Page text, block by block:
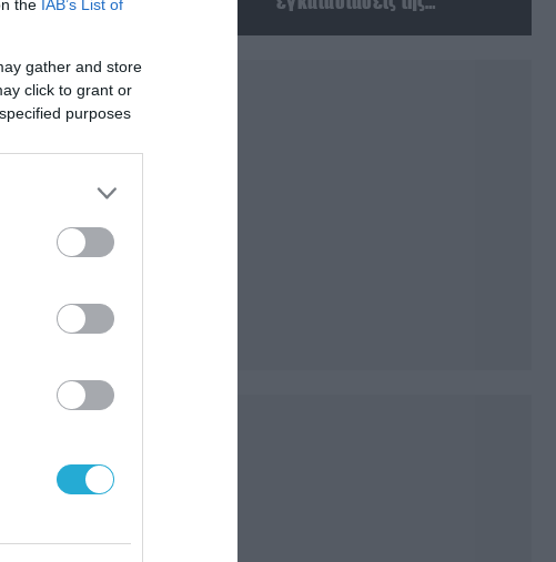
the IAB’s List of
gather and store
click to grant or
purposes
Κριμαία